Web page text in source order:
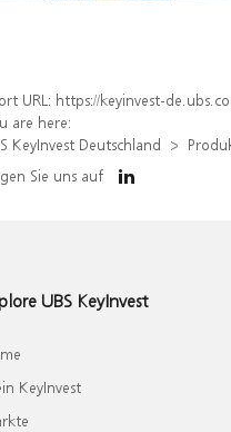
URL: https://keyinvest-de.ubs.com/produkt/detail/index/isin/
are here:
KeyInvest Deutschland
Sie uns auf
UBS KeyInvest
KeyInvest